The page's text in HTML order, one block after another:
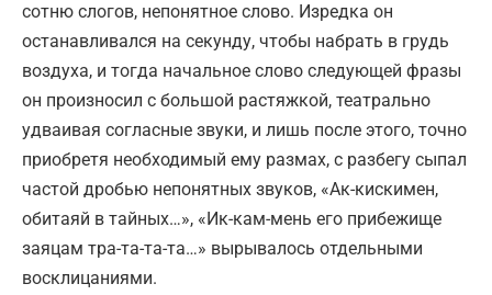
сотню слогов, непонятное слово. Изредка он
останавливался на секунду, чтобы набрать в грудь
воздуха, и тогда начальное слово следующей фразы
он произносил с большой растяжкой, театрально
удваивая согласные звуки, и лишь после этого, точно
приобретя необходимый ему размах, с разбегу сыпал
частой дробью непонятных звуков, «Ак-кискимен,
обитаяй в тайных…», «Ик-кам-мень его прибежище
заяцам тра-та-та-та…» вырывалось отдельными
восклицаниями.